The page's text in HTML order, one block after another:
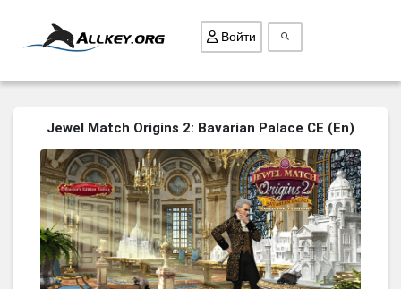
ВСЕ ИГРЫ
ПОИСК ПРЕДМЕТОВ
ГОЛОВОЛОМКИ
БИЗНЕС
ТРИ-В-РЯД
СТРАТЕГИИ
Войти
Jewel Match Origins 2: Bavarian Palace CE (En)